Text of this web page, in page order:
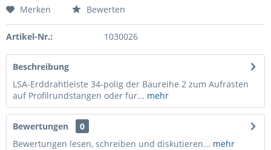
Merken Bewerten
Artikel-Nr.: 1030026
Beschreibung
LSA-Erddrahtleiste 34-polig der Baureihe 2 zum Aufrasten
auf Profilrundstangen oder für... mehr
Bewertungen
0
Bewertungen lesen, schreiben und diskutieren... mehr